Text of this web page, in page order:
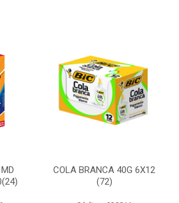
COLA BRANCA 40G 6X12
(72)